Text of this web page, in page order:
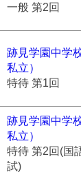
一般 第2回
跡見学園中学
私立）
特待 第1回
跡見学園中学
私立）
特待 第2回(国
試)